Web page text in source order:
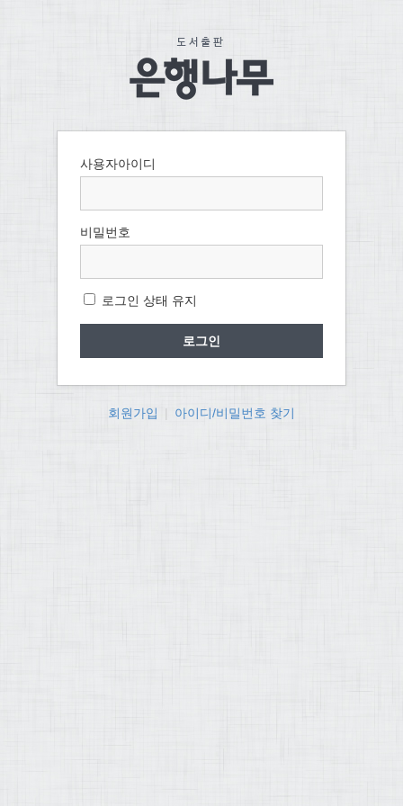
사용자아이디
비밀번호
로그인 상태 유지
회원가입 아이디/비밀번호 찾기